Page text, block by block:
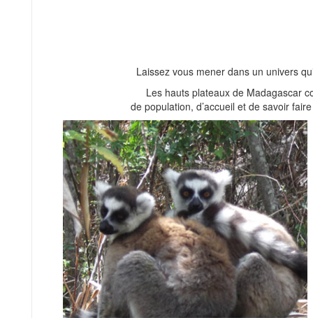
Laissez vous mener dans un univers
Les hauts plateaux de Madagascar
de population, d’accueil et de savoir